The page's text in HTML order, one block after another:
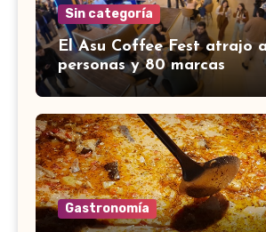
Sin categoría
El Asu Coffee Fest atrajo
personas y 80 marcas
Gastronomía